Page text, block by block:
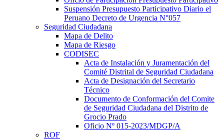
Suspensión Presupuesto Participativo Diario el
Peruano Decreto de Urgencia N°057
Seguridad Ciudadana
Mapa de Delito
Mapa de Riesgo
CODISEC
Acta de Instalación y Juramentación del
Comité Distrital de Seguridad Ciudadana
Acta de Designación del Secretario
Técnico
Documento de Conformación del Comite
de Seguridad Ciudadana del Distrito de
Grocio Prado
Oficio Nº 015-2023/MDGP/A
ROF